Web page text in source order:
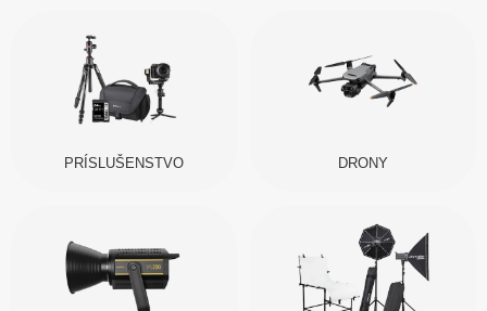
PRÍSLUŠENSTVO DRONY